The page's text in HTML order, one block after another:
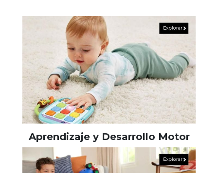
Aprendizaje y Desarrollo Motor